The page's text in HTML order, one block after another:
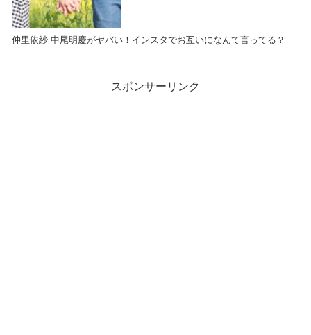
仲里依紗 中尾明慶がヤバい！インスタでお互いになんて言ってる？
スポンサーリンク